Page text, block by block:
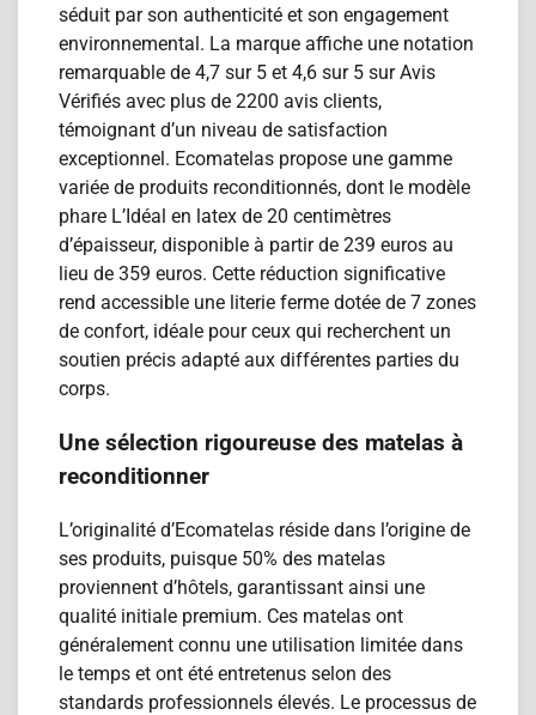
séduit par son authenticité et son engagement
environnemental. La marque affiche une notation
remarquable de 4,7 sur 5 et 4,6 sur 5 sur Avis
Vérifiés avec plus de 2200 avis clients,
témoignant d’un niveau de satisfaction
exceptionnel. Ecomatelas propose une gamme
variée de produits reconditionn​és, dont le modèle
phare L’Idéal en latex de 20 centimètres
d’épaisseur, disponible à partir de 239 euros au
lieu de 359 euros. Cette réduction significative
rend accessible une literie ferme dotée de 7 zones
de confort, idéale pour ceux qui recherchent un
soutien précis adapté aux différentes parties du
corps.
Une sélection rigoureuse des matelas à
reconditionner
L’originalité d’Ecomatelas réside dans l’origine de
ses produits, puisque 50% des matelas
proviennent d’hôtels, garantissant ainsi une
qualité initiale premium. Ces matelas ont
généralement connu une utilisation limitée dans
le temps et ont été entretenus selon des
standards professionnels élevés. Le processus de